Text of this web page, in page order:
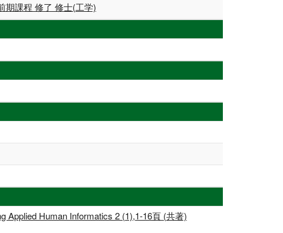
期課程 修了 修士(工学)
Applied Human Informatics 2 (1),1-16頁 (共著)